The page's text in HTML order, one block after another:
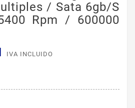
/ Sata 6gb/s
Rpm / 600000
IVA INCLUIDO